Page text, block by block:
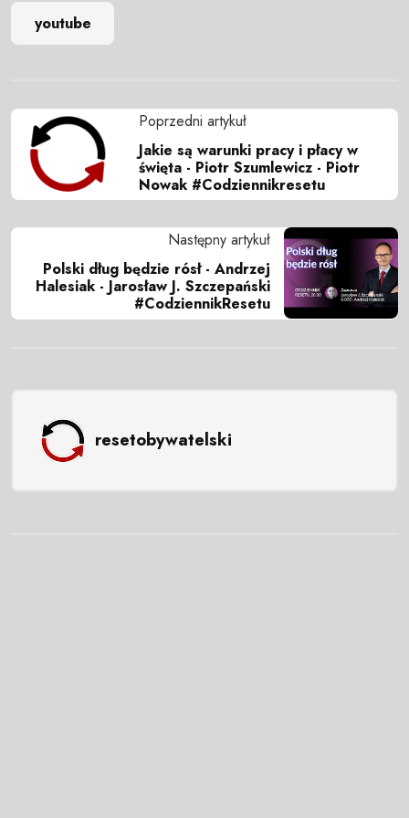
youtube
Poprzedni artykuł
Jakie są warunki pracy i płacy w
święta - Piotr Szumlewicz - Piotr
Nowak #Codziennikresetu
Następny artykuł
Polski dług będzie rósł - Andrzej
Halesiak - Jarosław J. Szczepański
#CodziennikResetu
resetobywatelski